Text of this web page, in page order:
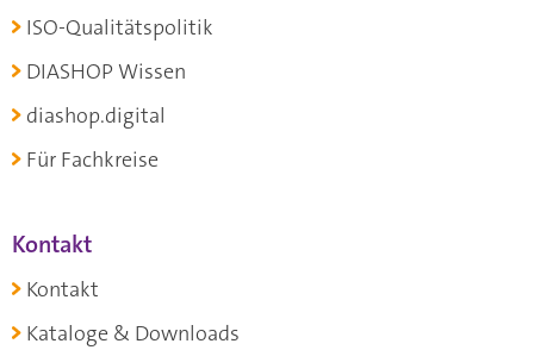
ISO-Qualitätspolitik
DIASHOP Wissen
diashop.digital
Für Fachkreise
Kontakt
Kontakt
Kataloge & Downloads